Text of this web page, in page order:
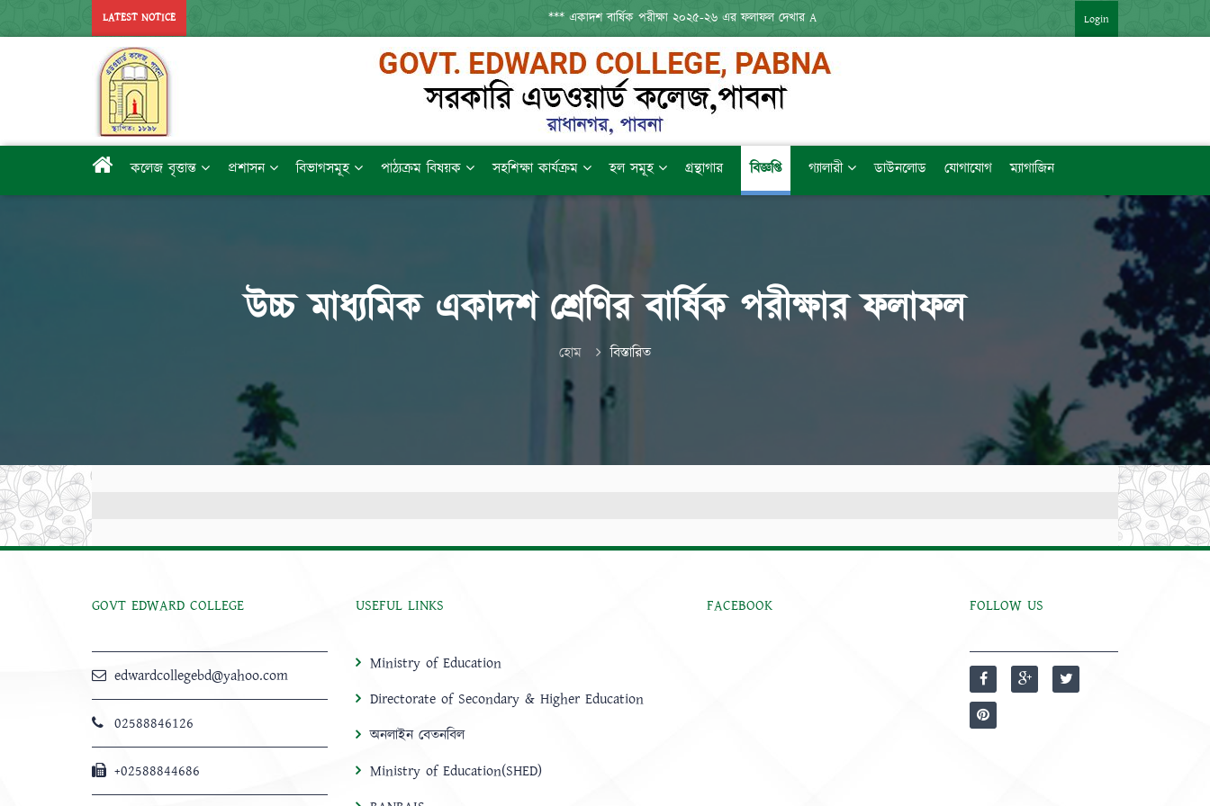
LATEST NOTICE *** একাদশ বার্ষিক পরীক্ষা ২০২৫-২৬ এর ফলাফল দেখার APP : HTTPS://SHORTURL.AT/ZTVZQ (বিষয়ভিত্তিক মেধাক্রম সহ)   [LINK কপি
Login
কলেজ বৃত্তান্ত প্রশাসন বিভাগসমূহ পাঠ্যক্রম বিষয়ক সহশিক্ষা কার্যক্রম হল সমূহ গ্রন্থাগার বিজ্ঞপ্তি গ্যালারী ডাউনলোড যোগাযোগ ম্যাগাজিন
উচ্চ মাধ্যমিক একাদশ শ্রেণির বার্ষিক পরীক্ষার ফলাফল
হোম বিস্তারিত
GOVT EDWARD COLLEGE
edwardcollegebd@yahoo.com
02588846126
+02588844686
USEFUL LINKS
Ministry of Education
Directorate of Secondary & Higher Education
অনলাইন বেতনবিল
Ministry of Education(SHED)
FACEBOOK FOLLOW US